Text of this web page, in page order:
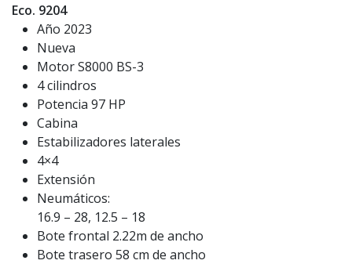
Eco. 9204
Año 2023
Nueva
Motor S8000 BS-3
4 cilindros
Potencia 97 HP
Cabina
Estabilizadores laterales
4×4
Extensión
Neumáticos:
16.9 – 28, 12.5 – 18
Bote frontal 2.22m de ancho
Bote trasero 58 cm de ancho